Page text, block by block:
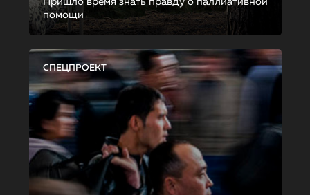
помощи
СПЕЦПРОЕКТ